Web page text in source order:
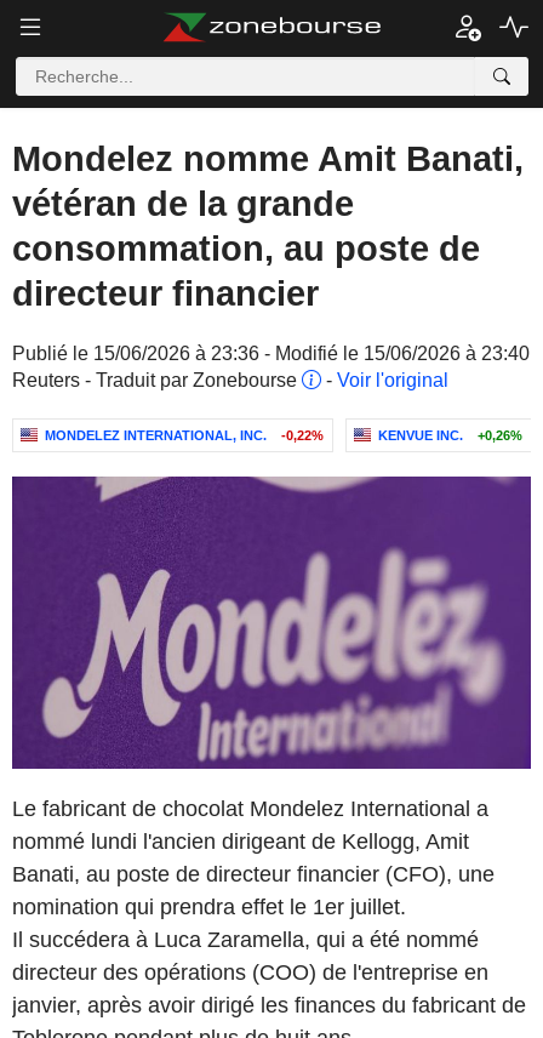
Mondelez nomme Amit Banati,
vétéran de la grande
consommation, au poste de
directeur financier
Publié le 15/06/2026 à 23:36 - Modifié le 15/06/2026 à 23:40
Reuters - Traduit par Zonebourse
- Voir l'original
MONDELEZ INTERNATIONAL, INC. -0,22% KENVUE INC. +0,26%
Le fabricant de chocolat Mondelez International a
nommé lundi l'ancien dirigeant de Kellogg, Amit
Banati, au poste de directeur financier (CFO), une
nomination qui prendra effet le 1er juillet.
Il succédera à Luca Zaramella, qui a été nommé
directeur des opérations (COO) de l'entreprise en
janvier, après avoir dirigé les finances du fabricant de